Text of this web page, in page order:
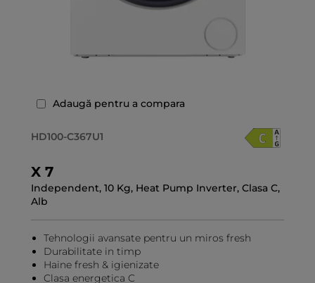
Adaugă pentru a compara
HD100-C367U1
X 7
Independent, 10 Kg, Heat Pump Inverter, Clasa C,
Alb
Tehnologii avansate pentru un miros fresh
Durabilitate in timp
Haine fresh & igienizate
Clasa energetica C